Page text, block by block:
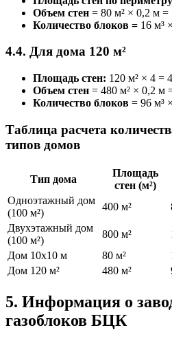
Объем стен = 80 м² × 0,2 м =
Количество блоков = 16 м³
4.4. Для дома 120 м²
Площадь стен: 120 м² × 4 =
Объем стен = 480 м² × 0,2 м
Количество блоков = 96 м³
Таблица расчета
типов домов
Тип дома
Площадь
стен (м²)
Одноэтажный дом
(100 м²)
400 м²
Двухэтажный дом
(100 м²)
800 м²
Дом 10х10 м
80 м²
Дом 120 м²
480 м²
5. Информация о
газоблоков БЦК